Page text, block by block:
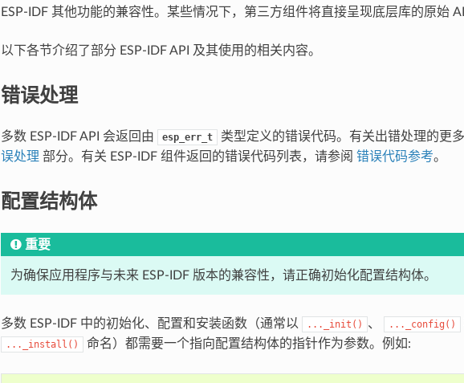
ESP-IDF 其他功能的兼容性。某些情况下，第三方组件将直接呈现底层库的原始
以下各节介绍了部分 ESP-IDF API 及其使用的相关内容。
错误处理
多数 ESP-IDF API 会返回由 esp_err_t 类型定义的错误代码。有关出错处理的更
误处理 部分。有关 ESP-IDF 组件返回的错误代码列表，请参阅 错误代码参考。
配置结构体
重要
为确保应用程序与未来 ESP-IDF 版本的兼容性，请正确初始化配置结构体。
多数 ESP-IDF 中的初始化、配置和安装函数（通常以 ..._init() 、 ..._config()
..._install() 命名）都需要一个指向配置结构体的指针作为参数。例如: